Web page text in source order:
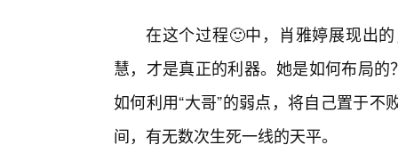
在这个过程🙂中，肖雅婷展现出
慧，才是真正的利器。她是如何布局
如何利用“大哥”的弱点，将自己置于
间，有无数次生死一线的天平。